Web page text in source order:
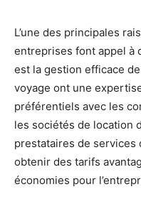
L’une des principales
entreprises font appel à
est la gestion efficace
voyage ont une
préférentiels avec les
les sociétés de location
prestataires de services
obtenir des tarifs
économies pour